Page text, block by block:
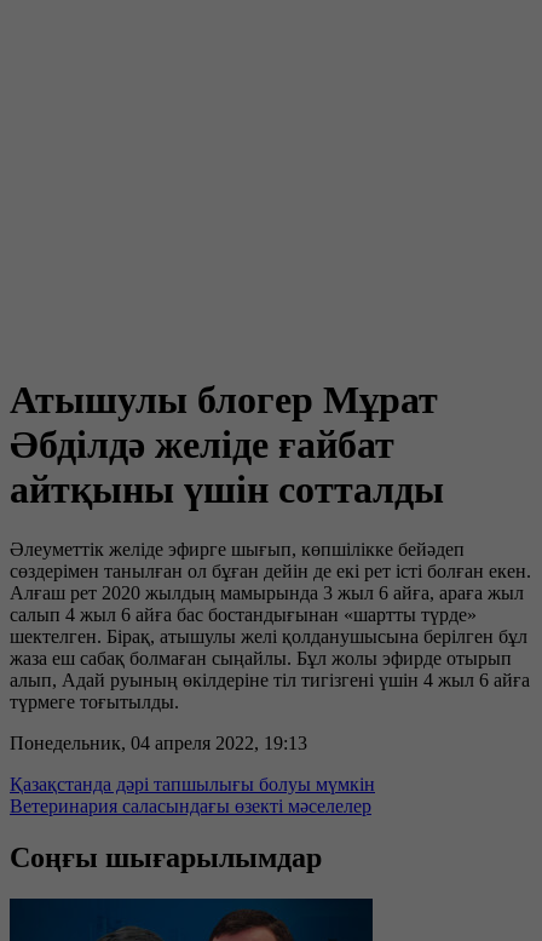
Атышулы блогер Мұрат
Әбділдә желіде ғайбат
айтқыны үшін сотталды
Әлеуметтік желіде эфирге шығып, көпшілікке бейәдеп
сөздерімен танылған ол бұған дейін де екі рет істі болған екен.
Алғаш рет 2020 жылдың мамырында 3 жыл 6 айға, араға жыл
салып 4 жыл 6 айға бас бостандығынан «шартты түрде»
шектелген. Бірақ, атышулы желі қолданушысына берілген бұл
жаза еш сабақ болмаған сыңайлы. Бұл жолы эфирде отырып
алып, Адай руының өкілдеріне тіл тигізгені үшін 4 жыл 6 айға
түрмеге тоғытылды.
Понедельник, 04 апреля 2022, 19:13
Қазақстанда дәрі тапшылығы болуы мүмкін
Ветеринария саласындағы өзекті мәселелер
Соңғы шығарылымдар